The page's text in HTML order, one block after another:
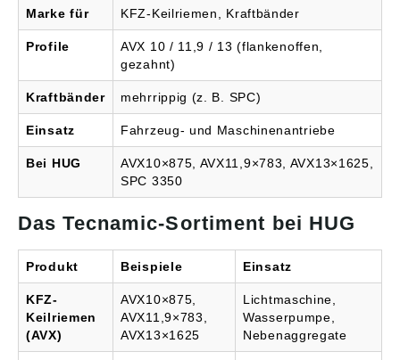
Marke für KFZ-Keilriemen, Kraftbänder
Profile
AVX 10 / 11,9 / 13 (flankenoffen,
gezahnt)
Kraftbänder mehrrippig (z. B. SPC)
Einsatz Fahrzeug- und Maschinenantriebe
Bei HUG
AVX10×875, AVX11,9×783, AVX13×1625,
SPC 3350
Das Tecnamic-Sortiment bei HUG
Produkt Beispiele Einsatz
KFZ-
Keilriemen
(AVX)
AVX10×875,
AVX11,9×783,
AVX13×1625
Lichtmaschine,
Wasserpumpe,
Nebenaggregate